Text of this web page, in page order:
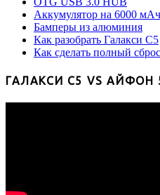
Аккумулятор на 6000
Бамперы из алюминия
Как разобрать Галакси С5
Как сделать полный
ГАЛАКСИ С5 VS АЙФОН